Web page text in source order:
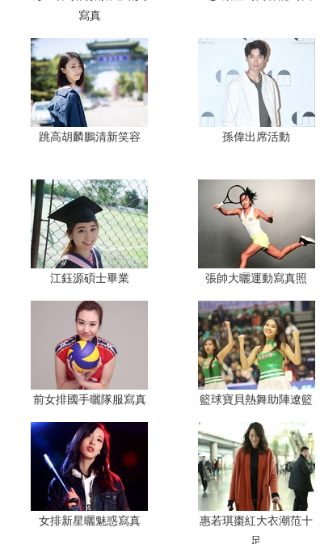
寫真
跳高胡麟鵬清新笑容 孫偉出席活動
江鈺源碩士畢業 張帥大曬運動寫真照
前女排國手曬隊服寫真 籃球寶貝熱舞助陣遼籃
女排新星曬魅惑寫真
惠若琪棗紅大衣潮范十
足